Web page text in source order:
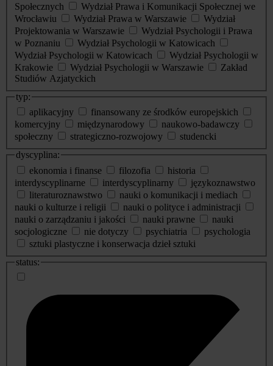
Społecznych
Wydział Prawa i Komunikacji Społecznej we
Wrocławiu
Wydział Prawa w Warszawie
Wydział
Projektowania w Warszawie
Wydział Psychologii i Prawa
w Poznaniu
Wydział Psychologii w Katowicach
Wydział Psychologii w Katowicach
Wydział Psychologii w
Krakowie
Wydział Psychologii w Warszawie
Zakład
Studiów Azjatyckich
typ:
aplikacyjny
finansowany ze środków europejskich
komercyjny
międzynarodowy
naukowo-badawczy
społeczny
strategiczno-rozwojowy
studencki
dyscyplina:
ekonomia i finanse
filozofia
historia
interdyscyplinarne
interdyscyplinarny
językoznawstwo
literaturoznawstwo
nauki o komunikacji i mediach
nauki o kulturze i religii
nauki o polityce i administracji
nauki o zarządzaniu i jakości
nauki prawne
nauki
socjologiczne
nie dotyczy psychiatria
psychologia
sztuki plastyczne i konserwacja dzieł sztuki
status: